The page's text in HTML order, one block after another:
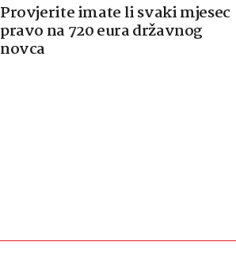
Provjerite imate li svaki mjesec
pravo na 720 eura državnog
novca